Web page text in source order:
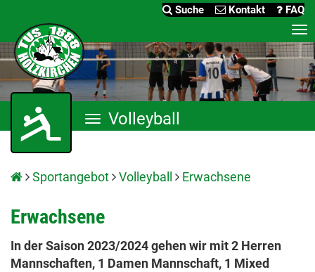
Suche Kontakt FAQ
MenüVolleyball
Sportangebot Volleyball Erwachsene
Erwachsene
In der Saison 2023/2024 gehen wir mit 2 Herren
Mannschaften, 1 Damen Mannschaft, 1 Mixed